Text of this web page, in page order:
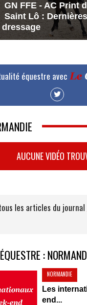
GN FFE - AC Print
Saint Lô :
équestre avec
AUCUNE VIDÉO
les articles du journal
:
NORMANDIE
Les
end...